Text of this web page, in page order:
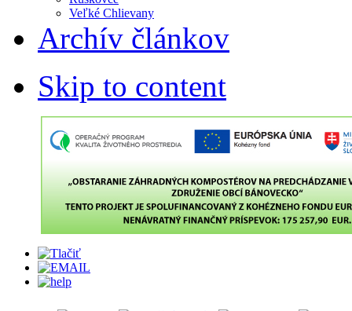
Veľké Chlievany
Archív článkov
Skip to content